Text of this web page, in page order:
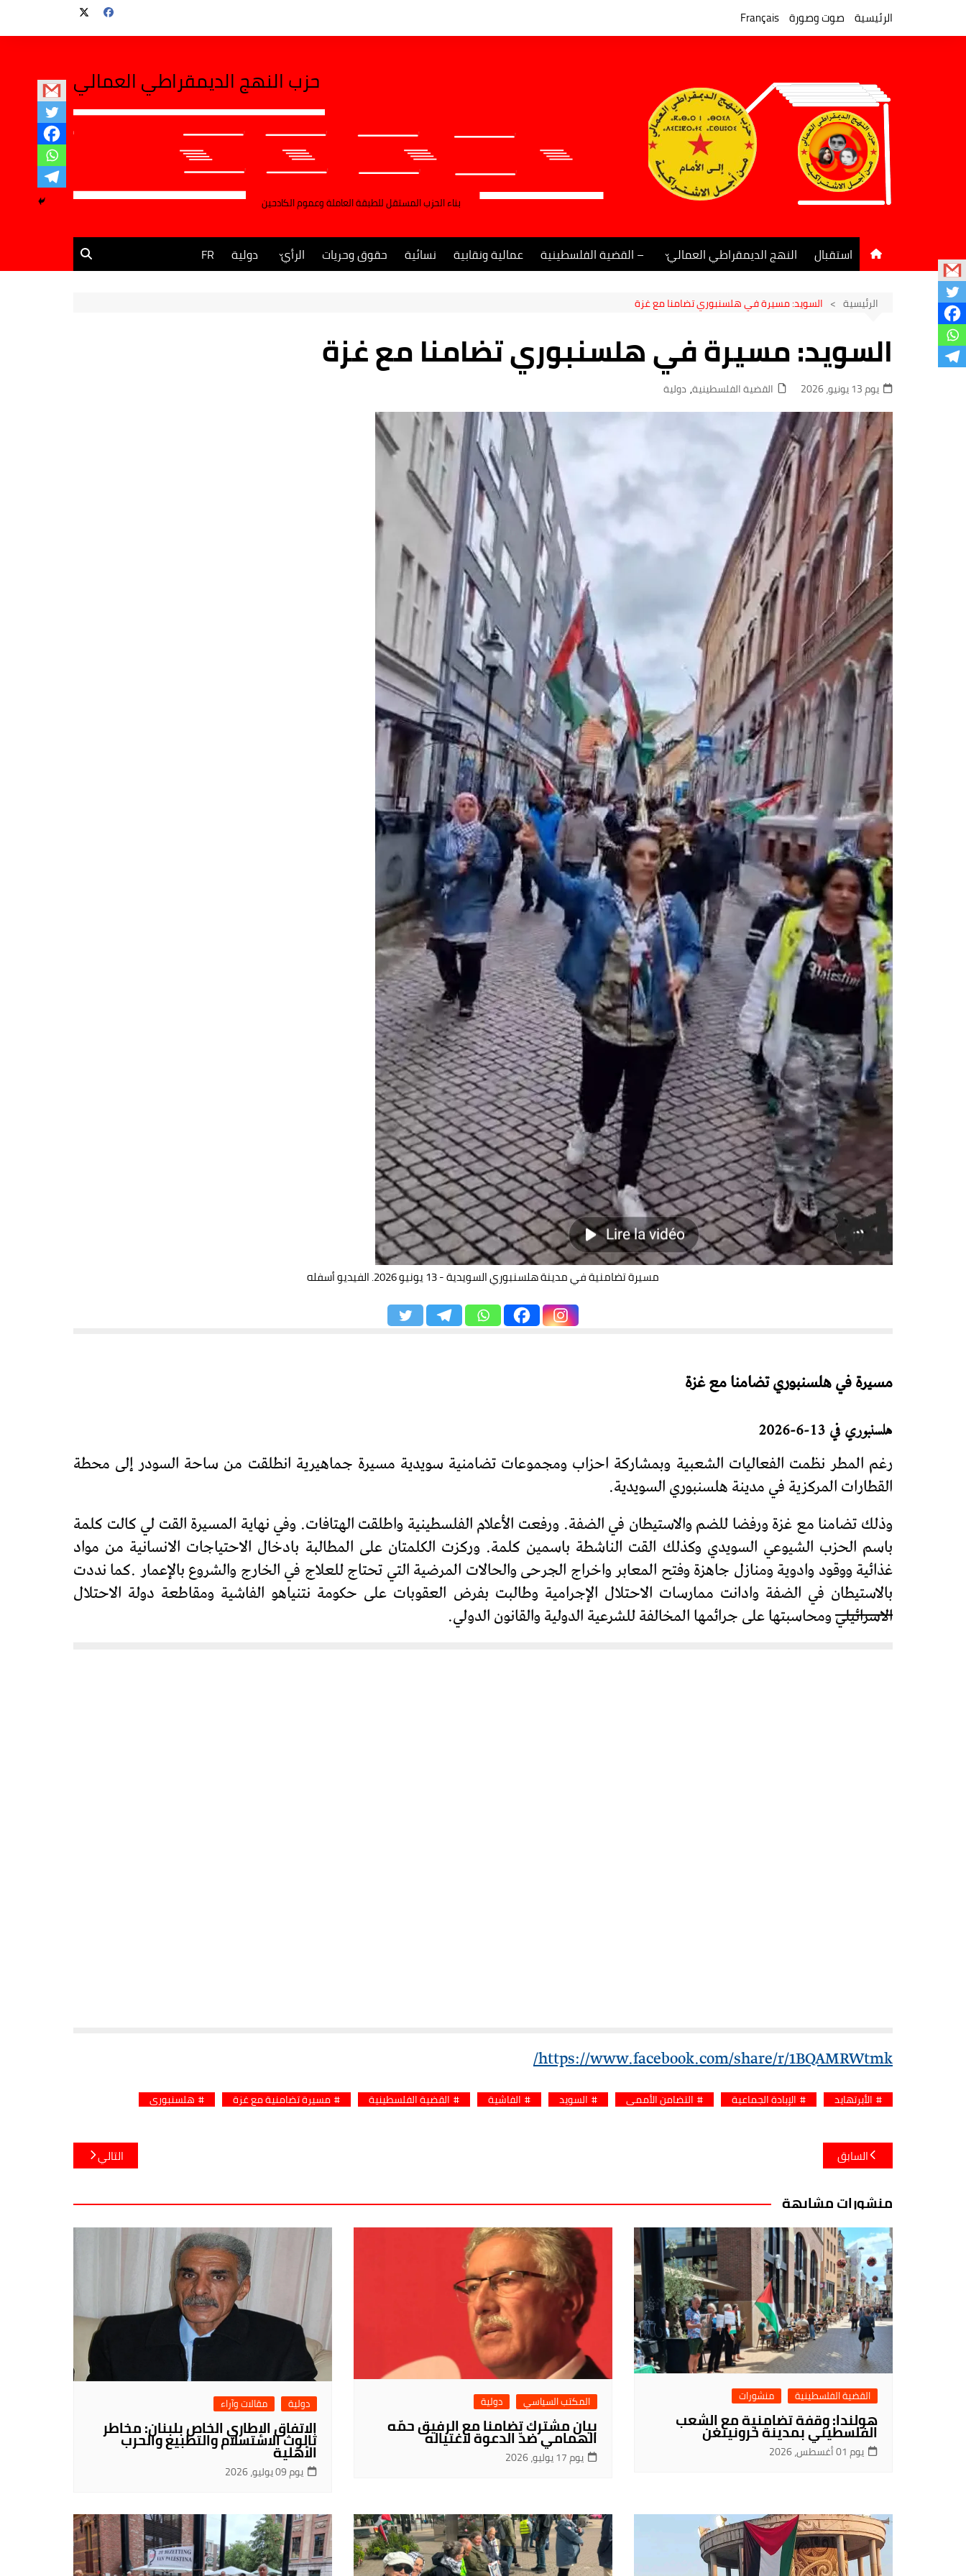
الرئيسية صوت وصورة Français
حزب النهج الديمقراطي العمالي
بناء الحزب المستقل للطبقة العاملة وعموم الكادحين
استقبال النهج الديمقراطي العمالي
جريدة النهج الديمقراطي
– القضية الفلسطينية عمالية ونقابية نسائية حقوق وحريات الرأي دولية FR
الرئيسية السويد: مسيرة في هلسنبوري تضامنا مع غزة
السويد: مسيرة في هلسنبوري تضامنا مع غزة
يوم 13 يونيو، 2026 القضية الفلسطينية,دولية
مسيرة تضامنية في مدينة هلسنبوري السويدية - 13 يونيو 2026. الفيديو أسفله
مسيرة في هلسنبوري تضامنا مع غزة
هلسنبوري في 13-6-2026
رغم المطر نظمت الفعاليات الشعبية وبمشاركة احزاب ومجموعات تضامنية سويدية مسيرة جماهيرية انطلقت من ساحة السودر إلى محطة
القطارات المركزية في مدينة هلسنبوري السويدية.
وذلك تضامنا مع غزة ورفضا للضم والاستيطان في الضفة. ورفعت الأعلام الفلسطينية واطلقت الهتافات. وفي نهاية المسيرة القت لي كالت كلمة
باسم الحزب الشيوعي السويدي وكذلك القت الناشطة باسمين كلمة. وركزت الكلمتان على المطالبة بادخال الاحتياجات الانسانية من مواد
غذائية ووقود وادوية ومنازل جاهزة وفتح المعابر واخراج الجرحى والحالات المرضية التي تحتاج للعلاج في الخارج والشروع بالإعمار .كما نددت
بالاستيطان في الضفة وادانت ممارسات الاحتلال الإجرامية وطالبت بفرض العقوبات على حكومة نتنياهو الفاشية ومقاطعة دولة الاحتلال
الاسرائيليومحاسبتها على جرائمها المخالفة للشرعية الدولية والقانون الدولي.
https://www.facebook.com/share/r/1BQAMRWtmk/
الأبرتهايد الإبادة الجماعية التضامن الأممي السويد الفاشية القضية الفلسطينية مسيرة تضامنية مع غزة هلسنبوري
تصفّح
المقالات
السابق التالي
منشورات مشابهة
القضية الفلسطينية منشورات
هولندا: وقفة تضامنية مع الشعب
الفلسطيني بمدينة خرونينغن
يوم 01 أغسطس، 2026
المكتب السياسي دولية
بيان مشترك تضامنا مع الرفيق حمّه
الهمامي ضدّ الدعوة لاغتياله
يوم 17 يوليو، 2026
دولية مقالات وآراء
الاتفاق الإطاري الخاص بلبنان: مخاطر
ثالوث الاستسلام والتطبيع والحرب
الأهلية
يوم 09 يوليو، 2026